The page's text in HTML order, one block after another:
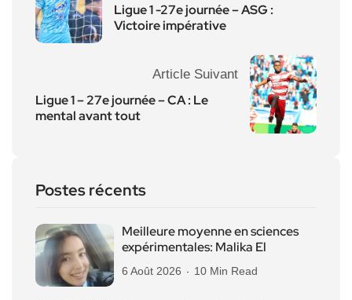
Ligue 1 -27e journée – ASG :
Victoire impérative
Article Suivant
Ligue 1 – 27e journée – CA : Le
mental avant tout
Postes récents
Meilleure moyenne en sciences
expérimentales: Malika El
6 Août 2026 10 Min Read